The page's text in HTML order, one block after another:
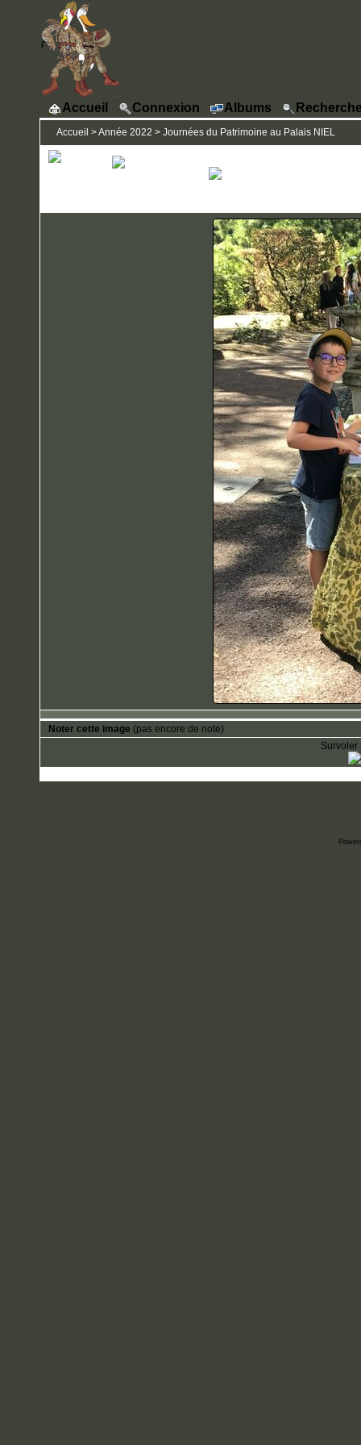
Accueil Connexion Albums
Accueil >Année 2022 > Journées du Patrimoine au Palais NIEL
Noter cette image (pas encore de note)
Survoler